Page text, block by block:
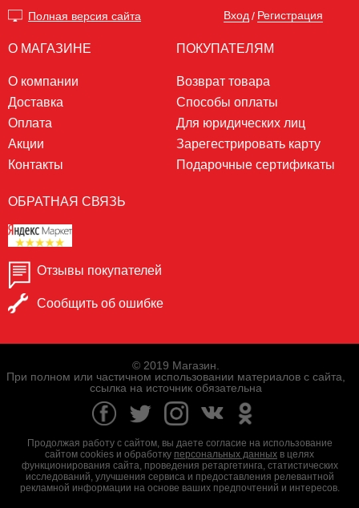
Полная версия сайта Вход / Регистрация
О МАГАЗИНЕ
О компании
Доставка
Оплата
Акции
Контакты
ПОКУПАТЕЛЯМ
Возврат товара
Способы оплаты
Для юридических лиц
Зарегестрировать карту
Подарочные сертификаты
ОБРАТНАЯ СВЯЗЬ
Отзывы покупателей
Сообщить об ошибке
© 2019 Магазин.
При полном или частичном использовании материалов с сайта,
ссылка на источник обязательна
Продолжая работу с сайтом, вы даете согласие на использование
сайтом cookies и обработку персональных данных в целях
функционирования сайта, проведения ретаргетинга, статистических
исследований, улучшения сервиса и предоставления релевантной
рекламной информации на основе ваших предпочтений и интересов.